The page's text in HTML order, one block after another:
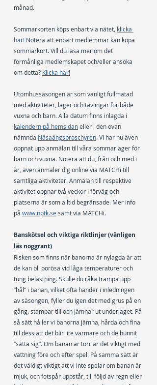
månad.
Sommarkorten köps enbart via nätet, klicka
här! Notera att enbart medlemmar kan köpa
sommarkort. Vill du läsa mer om det
förmånliga medlemskapet och/eller ansöka
om detta? Klicka här!
Utomhussäsongen är som vanligt fullmatad
med aktiviteter, läger och tävlingar för både
vuxna och barn. Alla datum finns inlagda i
kalendern på hemsidan eller i den ovan
nämnda Näsaängsbroschyren. Vi har nu även
öppnat upp anmälan till våra sommarläger för
barn och vuxna. Notera att du, från och med i
år, även anmäler dig online via MATCHi till
samtliga aktiviteter. Anmälan till respektive
aktivitet öppnar två veckor i förväg och
platserna är som alltid begränsade. Mer info
på www.nptk.se samt via MATCHi.
Banskötsel och viktiga riktlinjer (vänligen
läs noggrant)
Risken som finns när banorna är nylagda är att
de kan bli porösa vid låga temperaturer och
tung belastning. Skulle du råka trampa upp
”hål” i banan, vilket ofta händer i inledningen
av säsongen, fyller du igen det med grus på en
gång, stampar till och jämnar ut underlaget. På
så sätt håller vi banorna jämna, hårda och fina
till dess att det blir lite varmare och de hunnit
”sätta sig”. Om banan är torr är det viktigt med
vattning före och efter spel. På samma sätt är
det väldigt viktigt att vi inte spelar om banan är
mjuk, och fotspår uppstår, till följd av regn eller